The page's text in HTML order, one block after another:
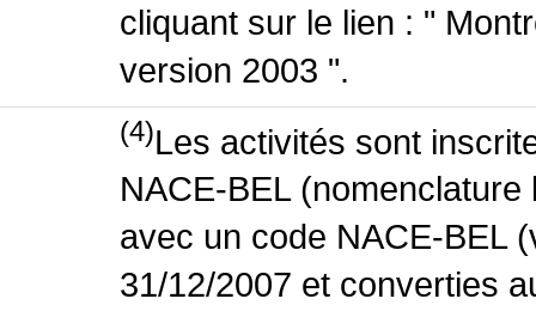
cliquant sur le lien : "
version 2003 ".
(4)Les activités sont
NACE-BEL
avec un code NACE-BEL
31/12/2007 et converties